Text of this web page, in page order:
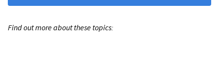
Find out more about these topics: